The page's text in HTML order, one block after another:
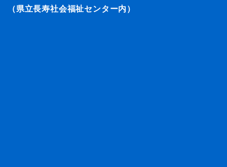
（県立長寿社会福祉センター内）